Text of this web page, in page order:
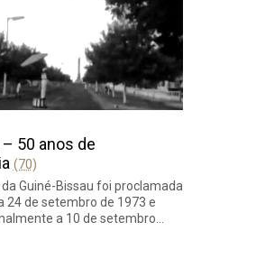
50 anos de
(70)
Guiné-Bissau foi proclamada
24 de setembro de 1973 e
a 10 de setembro…